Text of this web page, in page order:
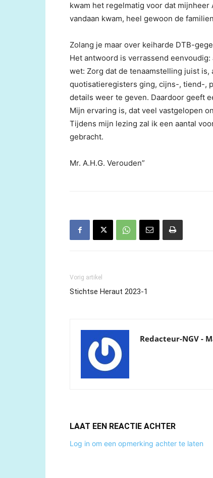
kwam het regelmatig voor dat
vandaan kwam, heel gewoon de
Zolang je maar over keiharde DTB-
Het antwoord is verrassend
wet: Zorg dat de tenaamstelling juist
quotisatieregisters ging, cijns-, tiend-,
details weer te geven. Daardoor geeft
Mijn ervaring is, dat veel vastgelopen
Tijdens mijn lezing zal ik een aantal
gebracht.
Mr. A.H.G. Verouden”
Vorig artikel
Stichtse Heraut 2023-1
Redacteur-NGV -
LAAT EEN REACTIE ACHTER
Log in om een opmerking achter te laten